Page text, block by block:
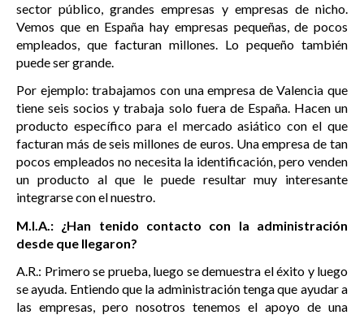
sector público, grandes empresas y empresas de nicho.
Vemos que en España hay empresas pequeñas, de pocos
empleados, que facturan millones. Lo pequeño también
puede ser grande.
Por ejemplo: trabajamos con una empresa de Valencia que
tiene seis socios y trabaja solo fuera de España. Hacen un
producto específico para el mercado asiático con el que
facturan más de seis millones de euros. Una empresa de tan
pocos empleados no necesita la identificación, pero venden
un producto al que le puede resultar muy interesante
integrarse con el nuestro.
M.I.A.: ¿Han tenido contacto con la administración
desde que llegaron?
A.R.: Primero se prueba, luego se demuestra el éxito y luego
se ayuda. Entiendo que la administración tenga que ayudar a
las empresas, pero nosotros tenemos el apoyo de una